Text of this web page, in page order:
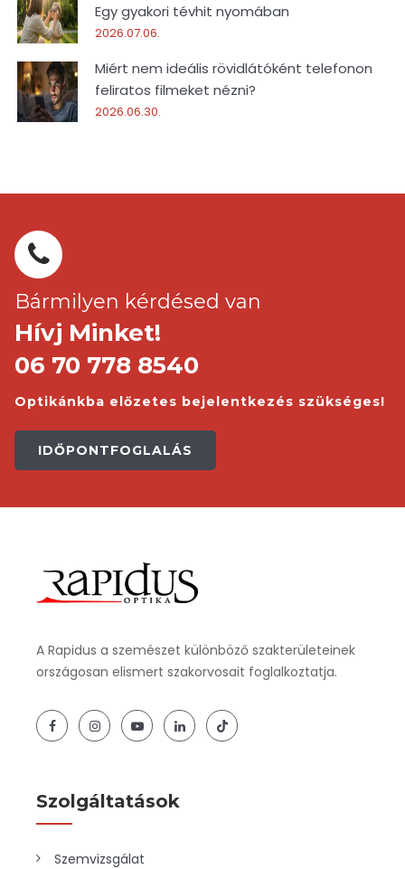
Egy gyakori tévhit nyomában
2026.07.06.
Miért nem ideális rövidlátóként telefonon
feliratos filmeket nézni?
2026.06.30.
Bármilyen kérdésed van
Hívj Minket!
06 70 778 8540
Optikánkba előzetes bejelentkezés szükséges!
IDŐPONTFOGLALÁS
A Rapidus a szemészet különböző szakterületeinek
országosan elismert szakorvosait foglalkoztatja.
Szolgáltatások
Szemvizsgálat